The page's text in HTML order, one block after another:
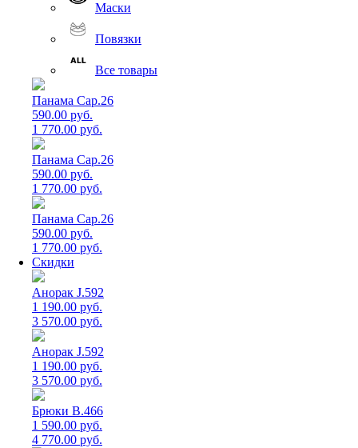
Маски
Повязки
Все товары
Панама Cap.26
590.00 руб.
1 770.00 руб.
Панама Cap.26
590.00 руб.
1 770.00 руб.
Панама Cap.26
590.00 руб.
1 770.00 руб.
Скидки
Анорак J.592
1 190.00 руб.
3 570.00 руб.
Анорак J.592
1 190.00 руб.
3 570.00 руб.
Брюки B.466
1 590.00 руб.
4 770.00 руб.